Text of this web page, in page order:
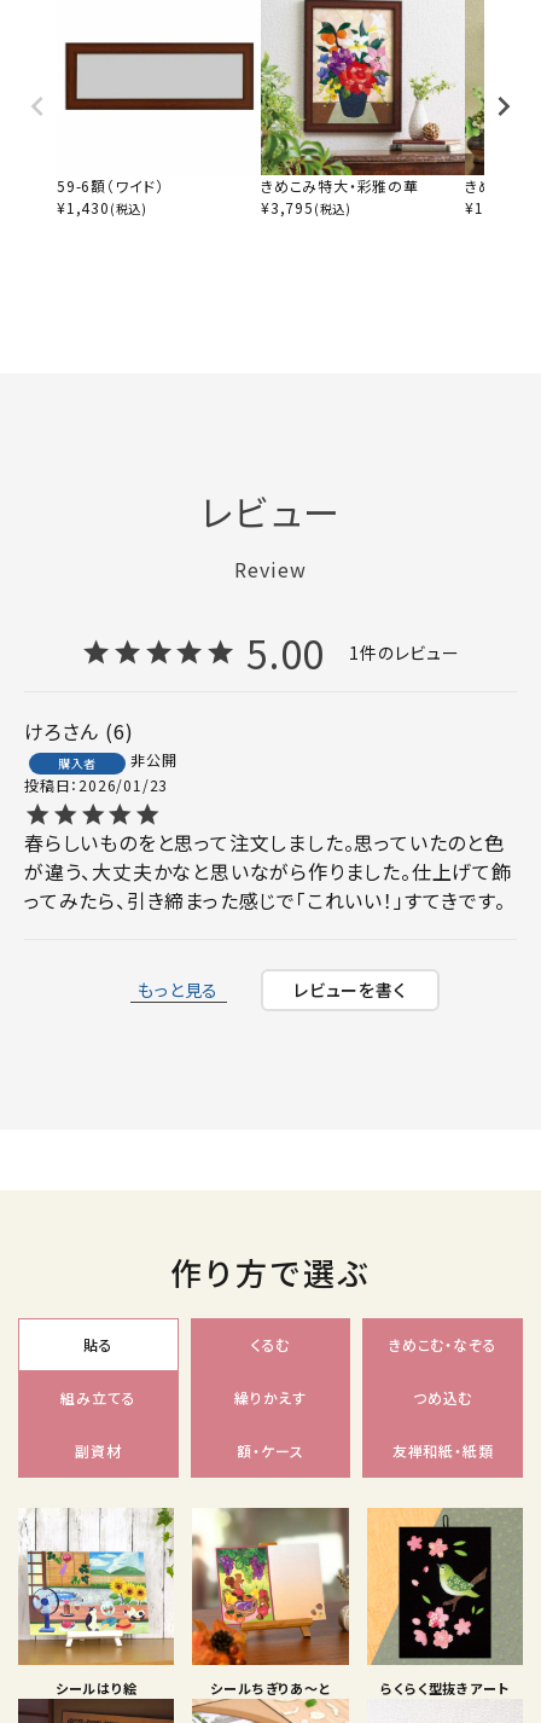
59-6額（ワイド）
¥1,430 (税込)
きめこみ特大・彩雅の華
¥3,795 (税込)
きめこみ・
¥1,980
レビュー
Review
5.00 1
けろ 6
購入者
非公開
投稿日 2026/01/23
春らしいものをと思って注文しました。思っていたのと色
が違う、大丈夫かなと思いながら作りました。仕上げて飾
ってみたら、引き締まった感じで「これいい！」すてきです。
もっと見る レビューを書く
作り方で選ぶ
貼る くるむ きめこむ・なぞる
組み立てる 繰りかえす つめ込む
副資材 額・ケース 友禅和紙・紙類
シールはり絵 シールちぎりあ〜と らくらく型抜きアート